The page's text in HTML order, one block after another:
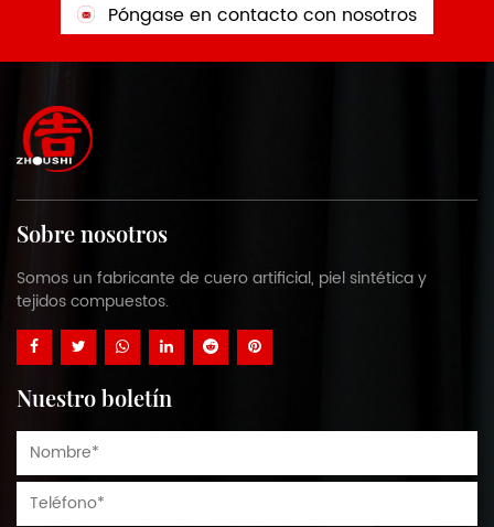
Póngase en contacto con nosotros
Sobre nosotros
Somos un fabricante de cuero artificial, piel sintética y
tejidos compuestos.
Nuestro boletín